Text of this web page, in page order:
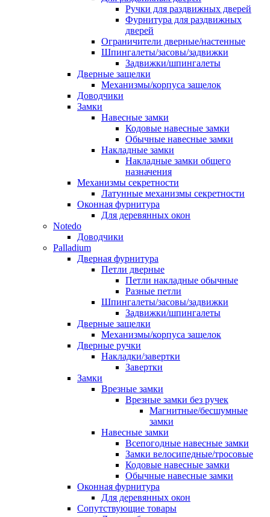
Ручки для раздвижных дверей
Фурнитура для раздвижных
дверей
Ограничители дверные/настенные
Шпингалеты/засовы/задвижки
Задвижки/шпингалеты
Дверные защелки
Механизмы/корпуса защелок
Доводчики
Замки
Навесные замки
Кодовые навесные замки
Обычные навесные замки
Накладные замки
Накладные замки общего
назначения
Механизмы секретности
Латунные механизмы секретности
Оконная фурнитура
Для деревянных окон
Notedo
Доводчики
Palladium
Дверная фурнитура
Петли дверные
Петли накладные обычные
Разные петли
Шпингалеты/засовы/задвижки
Задвижки/шпингалеты
Дверные защелки
Механизмы/корпуса защелок
Дверные ручки
Накладки/завертки
Завертки
Замки
Врезные замки
Врезные замки без ручек
Магнитные/бесшумные
замки
Навесные замки
Всепогодные навесные замки
Замки велосипедные/тросовые
Кодовые навесные замки
Обычные навесные замки
Оконная фурнитура
Для деревянных окон
Сопутствующие товары